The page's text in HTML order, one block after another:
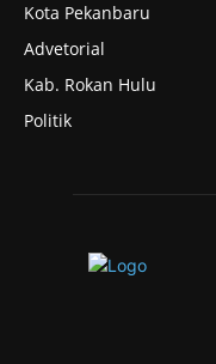
Kota Pekanbaru
Advetorial
Kab. Rokan Hulu
Politik